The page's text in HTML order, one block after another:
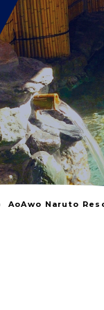
AoAwo Naruto